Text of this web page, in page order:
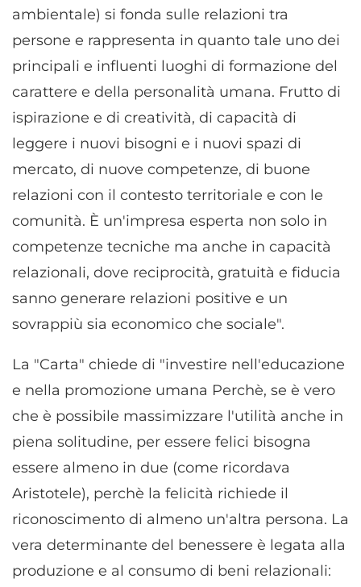
ambientale) si fonda sulle relazioni tra
persone e rappresenta in quanto tale uno dei
principali e influenti luoghi di formazione del
carattere e della personalità umana. Frutto di
ispirazione e di creatività, di capacità di
leggere i nuovi bisogni e i nuovi spazi di
mercato, di nuove competenze, di buone
relazioni con il contesto territoriale e con le
comunità. È un'impresa esperta non solo in
competenze tecniche ma anche in capacità
relazionali, dove reciprocità, gratuità e fiducia
sanno generare relazioni positive e un
sovrappiù sia economico che sociale".
La "Carta" chiede di "investire nell'educazione
e nella promozione umana Perchè, se è vero
che è possibile massimizzare l'utilità anche in
piena solitudine, per essere felici bisogna
essere almeno in due (come ricordava
Aristotele), perchè la felicità richiede il
riconoscimento di almeno un'altra persona. La
vera determinante del benessere è legata alla
produzione e al consumo di beni relazionali: